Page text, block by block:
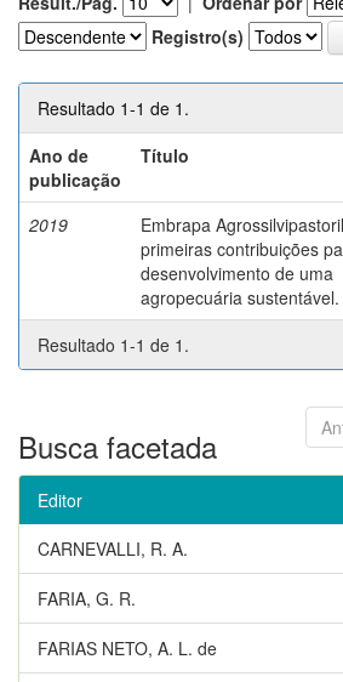
Registro(s)
Resultado 1-1 de 1.
Ano de
publicação
Título
2019
Embrapa
primeiras contribuições
desenvolvimento de uma
agropecuária sustentável.
Resultado 1-1 de 1.
Busca facetada
Editor
CARNEVALLI, R. A.
FARIA, G. R.
FARIAS NETO, A. L. de